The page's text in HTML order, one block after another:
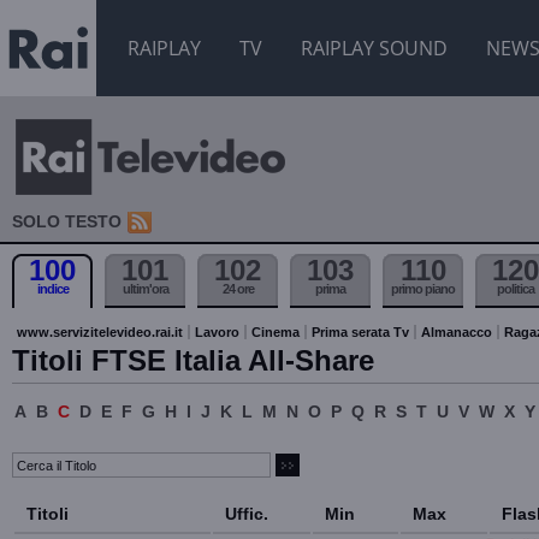
RAIPLAY TV RAIPLAY SOUND NEWS
SOLO TESTO
100
indice
101
ultim'ora
102
24 ore
103
prima
110
primo piano
120
politica
www.servizitelevideo.rai.it Lavoro Cinema Prima serata Tv Almanacco
Titoli FTSE Italia All-Share
A B C D E F G H I J K L M N O P Q R S T U V W X Y
Titoli Uffic. Min Max